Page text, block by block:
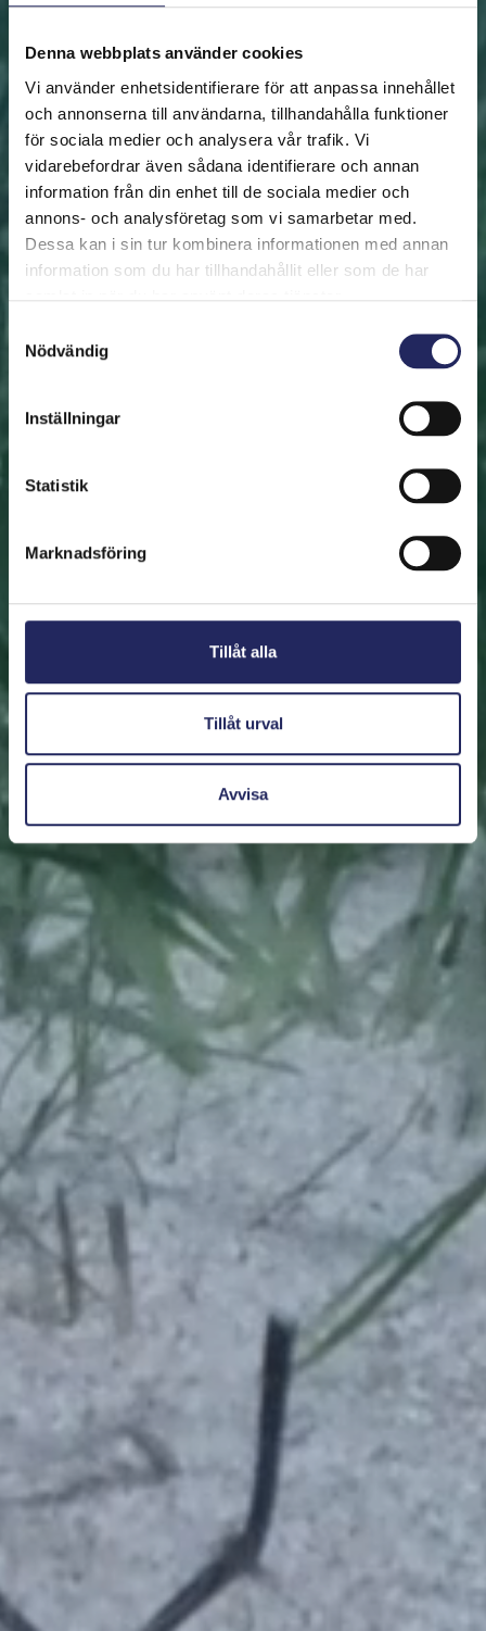
Denna webbplats använder cookies
Vi använder enhetsidentifierare för att anpassa innehållet
och annonserna till användarna, tillhandahålla funktioner
för sociala medier och analysera vår trafik. Vi
vidarebefordrar även sådana identifierare och annan
information från din enhet till de sociala medier och
annons- och analysföretag som vi samarbetar med.
Dessa kan i sin tur kombinera informationen med annan
information som du har tillhandahållit eller som de har
Nödvändig
Inställningar
Statistik
Marknadsföring
Tillåt alla
Tillåt urval
Avvisa
FRAMSIDAN HJÄLP ÖSTERSJÖN RÄDDA EN BIT
Rädda en bit
Hjälp oss att rädda Östersjön. Du kan också ge den
räddade biten som en present. En bit av Östersjön är